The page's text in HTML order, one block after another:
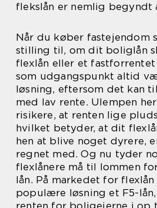
flekslån er nemlig begyndt
Når du køber fastejendom
stilling til, om dit boliglån
flexlån eller et fastforrentet
som udgangspunkt altid
løsning, eftersom det kan
med lav rente. Ulempen
risikere, at renten lige
hvilket betyder, at dit
hen at blive noget dyrere,
regnet med. Og nu tyder
flexlånere må til lommen
lån. På markedet for
populære løsning et F5-
renten for boligejerne i op